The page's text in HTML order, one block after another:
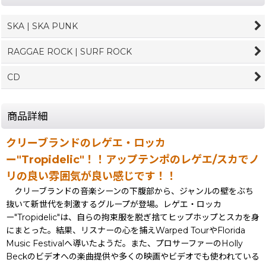
SKA | SKA PUNK
RAGGAE ROCK | SURF ROCK
CD
商品詳細
クリーブランドのレゲエ・ロッカ
ー"Tropidelic"！！アップテンポのレゲエ/スカでノ
リの良い雰囲気が良い感じです！！
クリーブランドの音楽シーンの下腹部から、ジャンルの壁をぶち
抜いて新世代を刺激するグループが登場。レゲエ・ロッカ
ー"Tropidelic"は、自らの拘束服を脱ぎ捨てヒップホップとスカを身
にまとった。結果、リスナーの心を捕えWarped TourやFlorida
Music Festivalへ導いたようだ。また、プロサーファーのHolly
Beckのビデオへの楽曲提供や多くの映画やビデオでも使われている